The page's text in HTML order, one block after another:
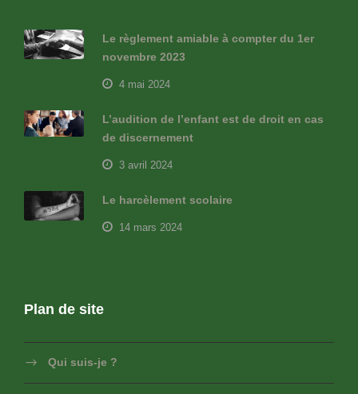
Le règlement amiable à compter du 1er
novembre 2023
4 mai 2024
L’audition de l’enfant est de droit en cas
de discernement
3 avril 2024
Le harcèlement scolaire
14 mars 2024
Plan de site
Qui suis-je ?